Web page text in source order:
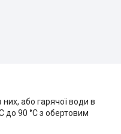
або гарячої води в
до 90 °C з обертовим